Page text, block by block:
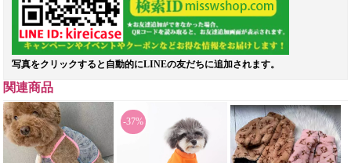
写真をクリックすると自動的にLINEの友だちに追加されます。
関連商品
-37%